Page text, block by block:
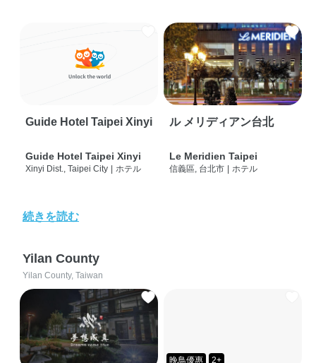
Guide Hotel Taipei Xinyi
Guide Hotel Taipei Xinyi
Xinyi Dist., Taipei City | ホテル
ル メリディアン台北
Le Meridien Taipei
信義區, 台北市 | ホテル
続きを読む
Yilan County
Yilan County, Taiwan
晚鳥優惠 2+